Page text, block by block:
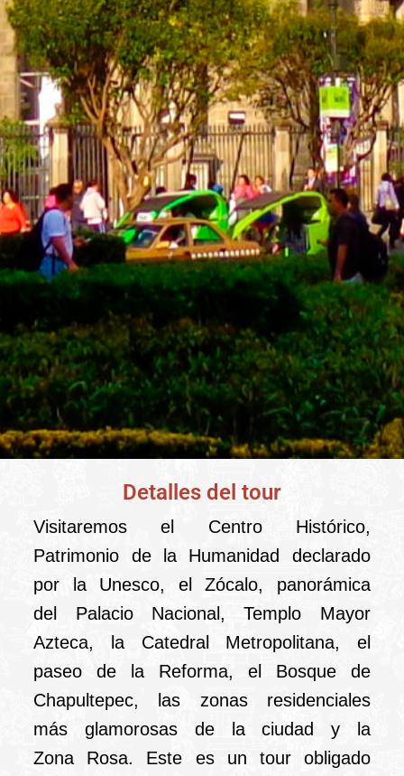
TOUR DE LA
CIUDAD DE
MÉXICO
Detalles del tour
Visitaremos el Centro Histórico,
Patrimonio de la Humanidad declarado
por la Unesco, el Zócalo, panorámica
del Palacio Nacional, Templo Mayor
Azteca, la Catedral Metropolitana, el
paseo de la Reforma, el Bosque de
Chapultepec, las zonas residenciales
más glamorosas de la ciudad y la
Zona Rosa. Este es un tour obligado